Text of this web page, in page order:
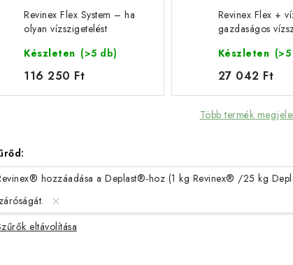
Revinex Flex System – ha
olyan vízszigetelést
helyzethez alkalmazkodik
Készleten (>5 db)
116 250 Ft
Revinex Flex +
gazdaságos
Készleten
27 042 Ft
Több termék
hozzáadása a Deplast®-hoz (1 kg Revinex® /25 kg
eltávolítása